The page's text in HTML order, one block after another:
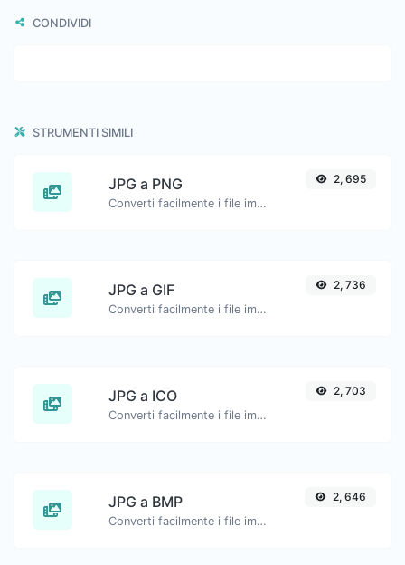
CONDIVIDI
STRUMENTI SIMILI
JPG a PNG
Converti facilmente i file immagine JPG in PNG.
2, 695
JPG a GIF
Converti facilmente i file immagine JPG in GIF.
2, 736
JPG a ICO
Converti facilmente i file immagine JPG in ICO.
2, 703
JPG a BMP
Converti facilmente i file immagine JPG in BMP.
2, 646